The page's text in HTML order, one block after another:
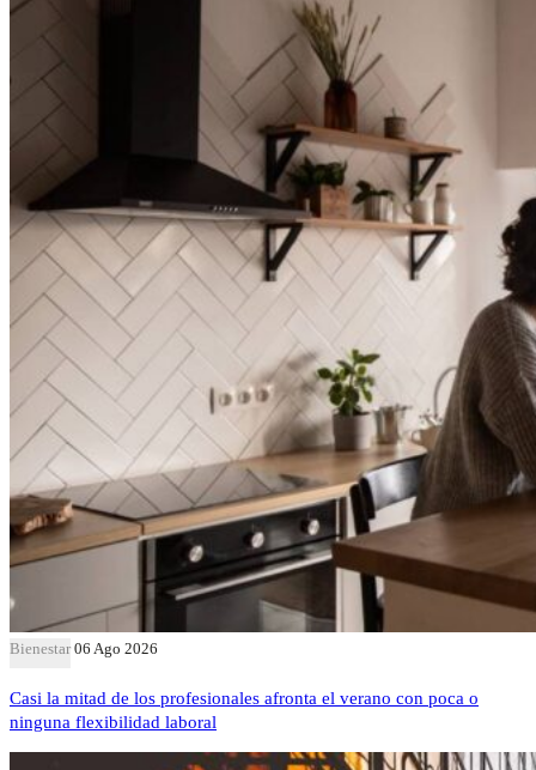
Bienestar 06 Ago 2026
Casi la mitad de los profesionales afronta el verano con poca o
ninguna flexibilidad laboral